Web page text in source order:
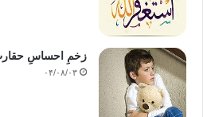
زخمِ احساسِ
۰۴/۰۸/۰۳